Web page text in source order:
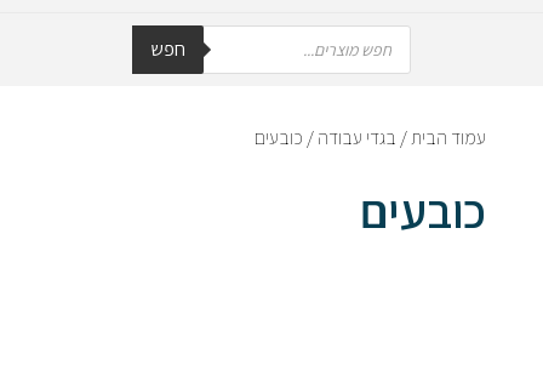
חפש
עמוד הבית/ בגדי עבודה/ כובעים
כובעים